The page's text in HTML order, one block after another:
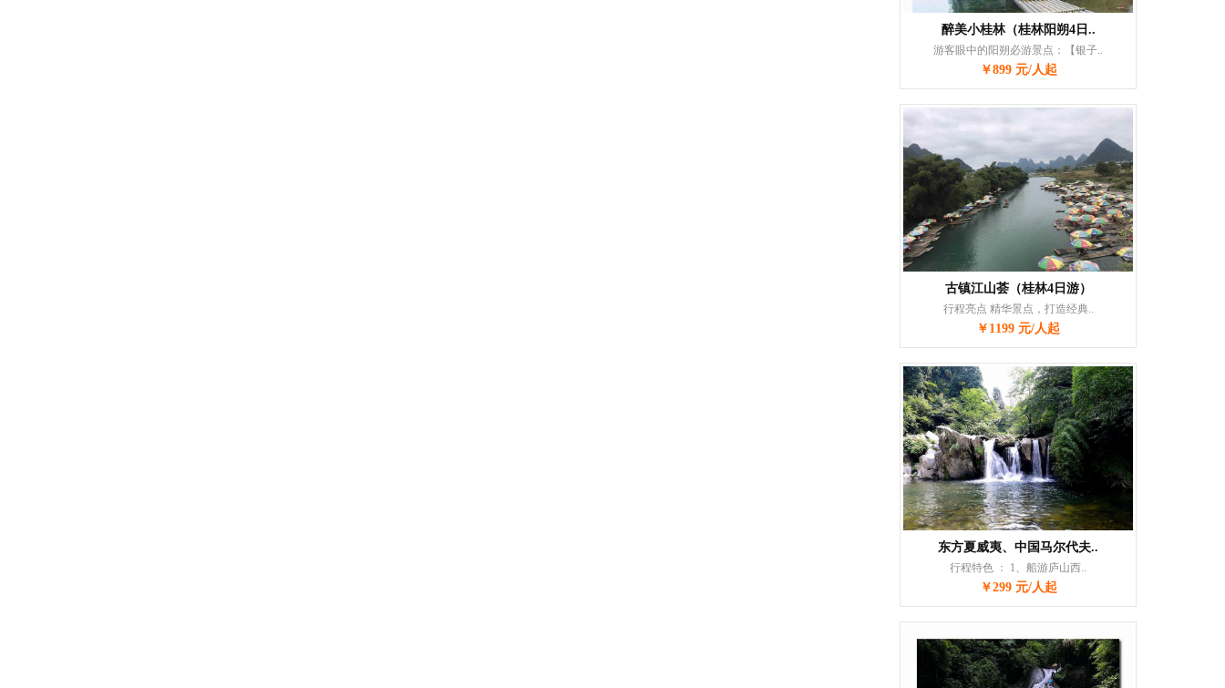
醉美小桂林（桂林阳朔4日..
游客眼中的阳朔必游景点：【银子..
￥899 元/人起
古镇江山荟（桂林4日游）
行程亮点 精华景点，打造经典..
￥1199 元/人起
东方夏威夷、中国马尔代夫..
行程特色 ： 1、船游庐山西..
￥299 元/人起